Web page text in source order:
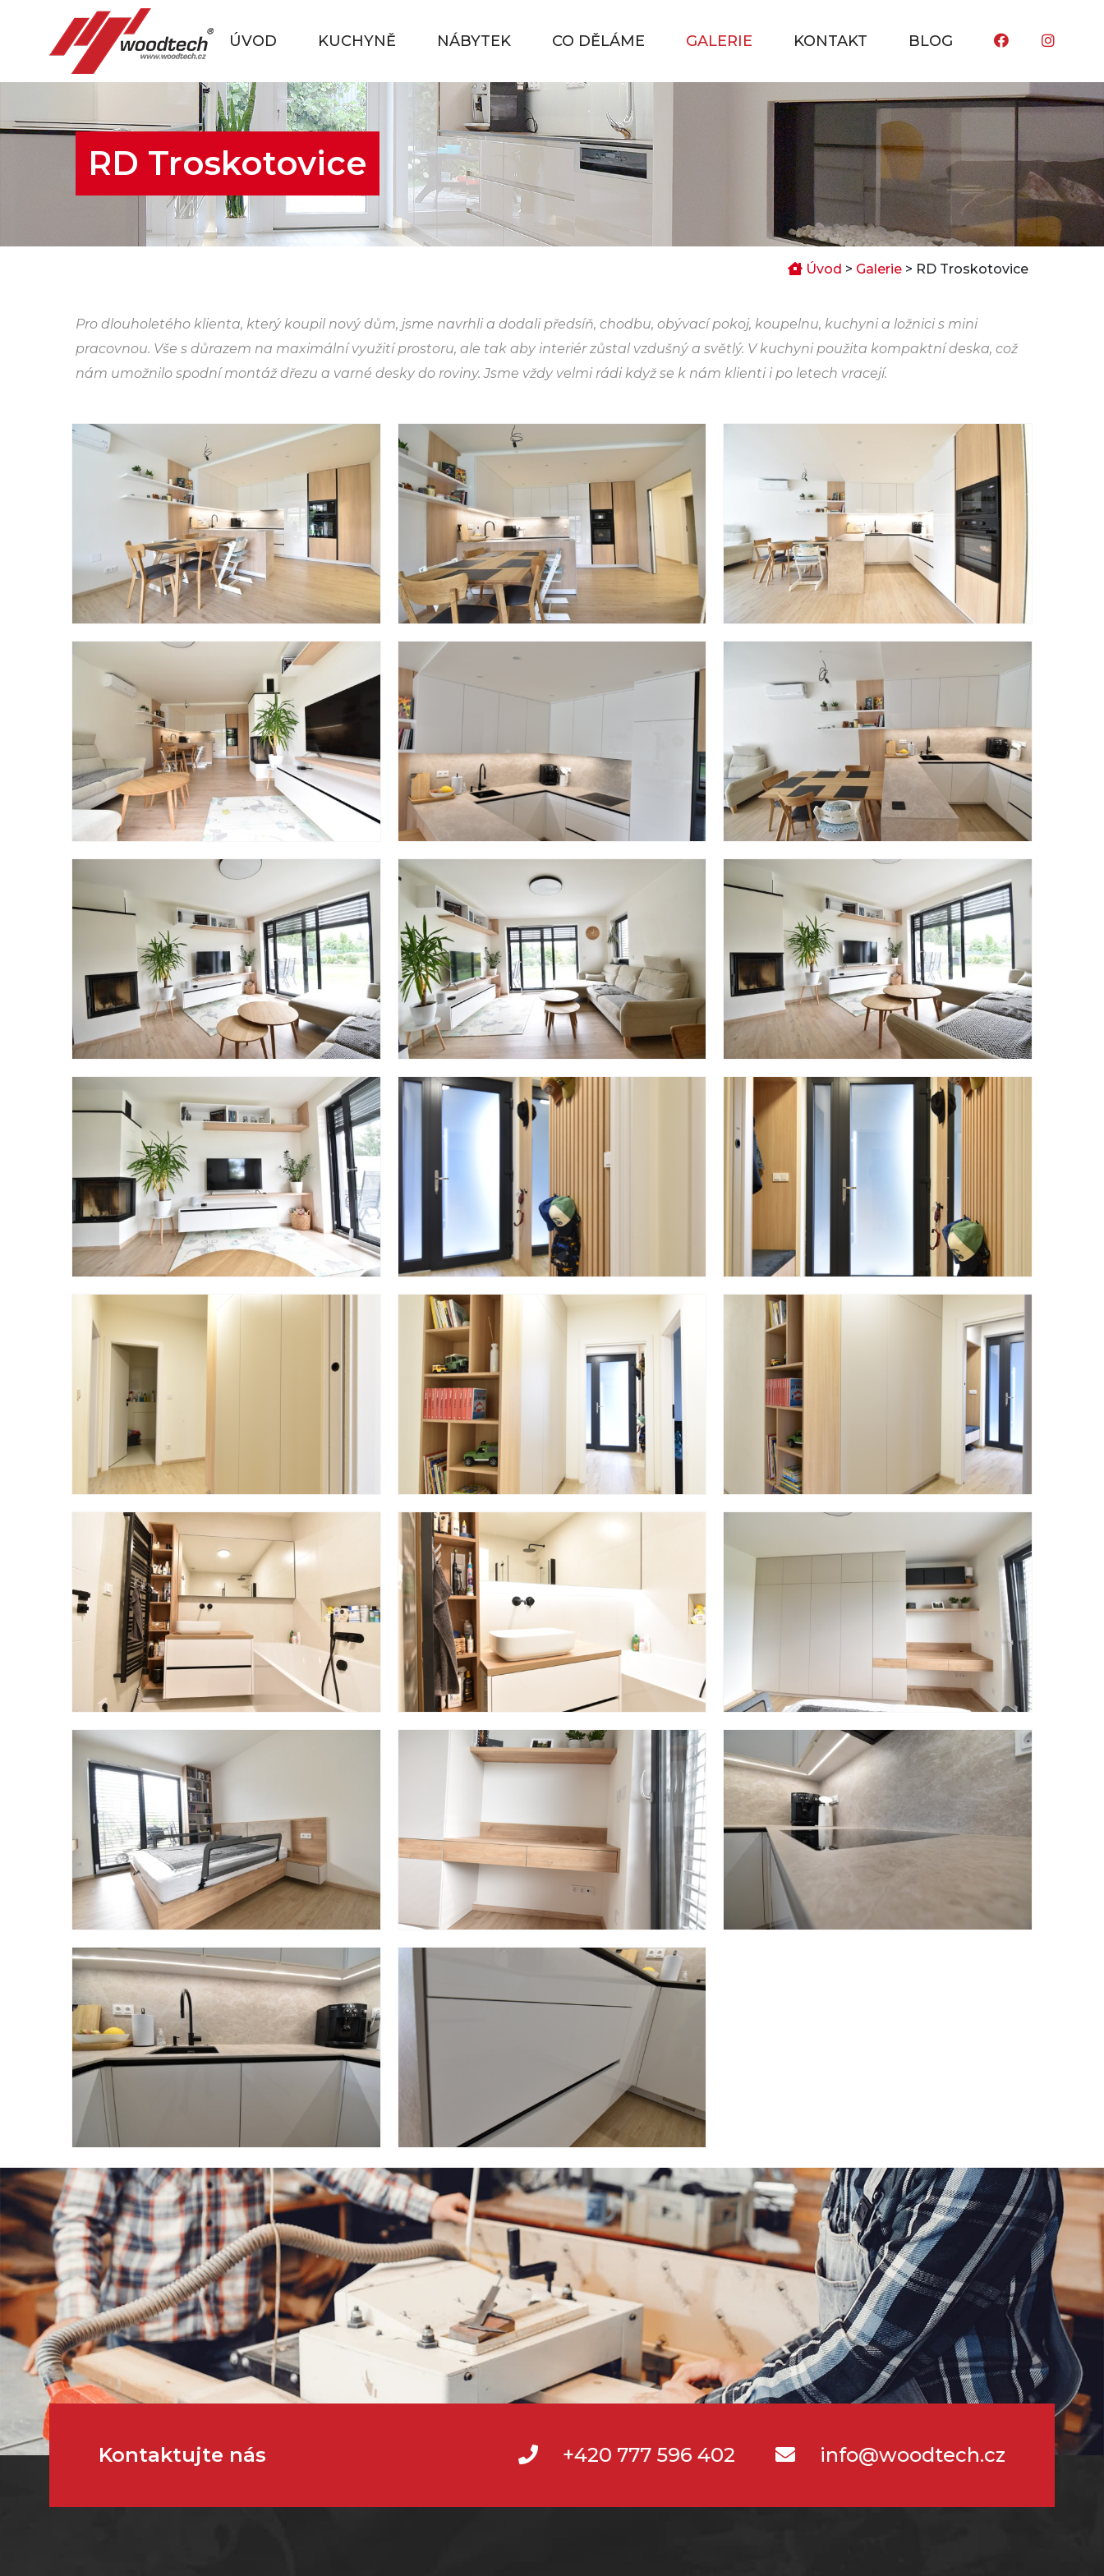
ÚVOD KUCHYNĚ NÁBYTEK CO DĚLÁME GALERIE KONTAKT BLOG
RD Troskotovice
Úvod > Galerie > RD Troskotovice
Pro dlouholetého klienta, který koupil nový dům, jsme navrhli a dodali předsíň, chodbu, obývací pokoj, koupelnu, kuchyni a ložnici s mini
pracovnou. Vše s důrazem na maximální využití prostoru, ale tak aby interiér zůstal vzdušný a světlý. V kuchyni použita kompaktní deska, což
nám umožnilo spodní montáž dřezu a varné desky do roviny. Jsme vždy velmi rádi když se k nám klienti i po letech vracejí.
Kontaktujte nás +420 777 596 402 info@woodtech.cz